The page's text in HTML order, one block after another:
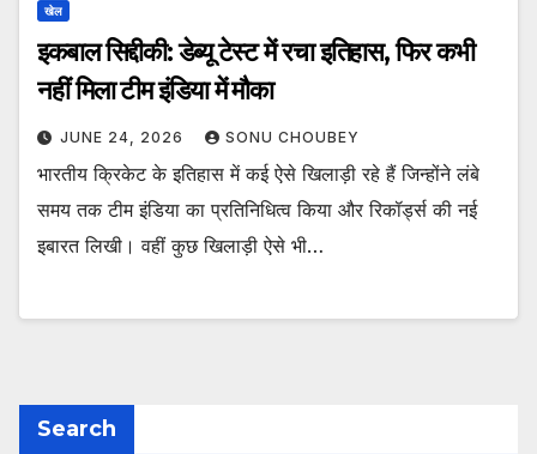
खेल
इकबाल सिद्दीकी: डेब्यू टेस्ट में रचा इतिहास, फिर कभी
नहीं मिला टीम इंडिया में मौका
JUNE 24, 2026 SONU CHOUBEY
भारतीय क्रिकेट के इतिहास में कई ऐसे खिलाड़ी रहे हैं जिन्होंने लंबे
समय तक टीम इंडिया का प्रतिनिधित्व किया और रिकॉर्ड्स की नई
इबारत लिखी। वहीं कुछ खिलाड़ी ऐसे भी…
Search